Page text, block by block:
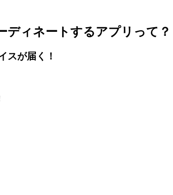
ディネートするアプリって？
スが届く！